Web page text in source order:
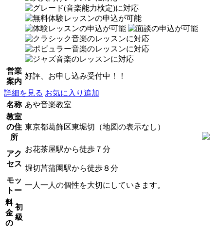
営業
案内
好評、お申し込み受付中！！
詳細を見る お気に入り追加
名称 あや音楽教室
教室
の住
所
東京都葛飾区東堀切（地図の表示なし）
アク
セス
お花茶屋駅から徒歩７分
堀切菖蒲園駅から徒歩８分
モッ
トー
一人一人の個性を大切にしていきます。
料
金
の
初
級